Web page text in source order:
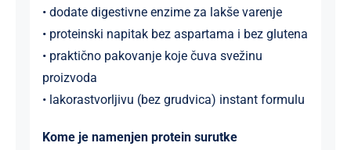
• dodate digestivne enzime za lakše varenje
• proteinski napitak bez aspartama i bez glutena
• praktično pakovanje koje čuva svežinu
proizvoda
• lakorastvorljivu (bez grudvica) instant formulu
Kome je namenjen protein surutke